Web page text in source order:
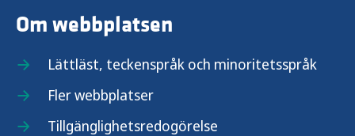
Om webbplatsen
Lättläst, teckenspråk och minoritetsspråk
Fler webbplatser
Tillgänglighetsredogörelse